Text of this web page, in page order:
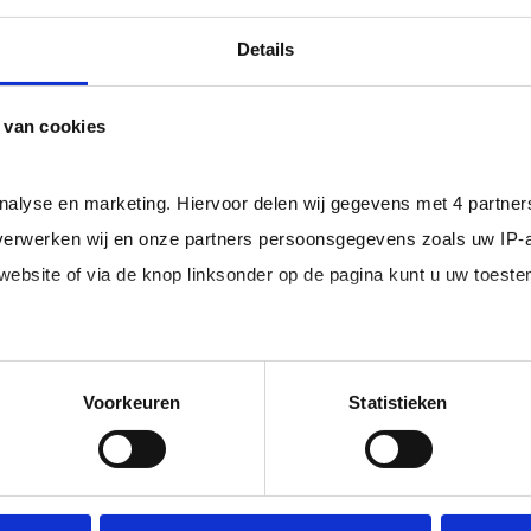
Details
cookies
en marketing. Hiervoor delen wij gegevens met 4
wij en onze partners persoonsgegevens zoals uw
of via de knop linksonder op de pagina kunt u uw
Voorkeuren Statistieken
dan het landelijke gemiddelde van ruim 20%
, zodat
in loondienst uit uw regio.
freelance
juiste kandidaten
No match? No pay!
als een
Ik
of
Je
krijgt